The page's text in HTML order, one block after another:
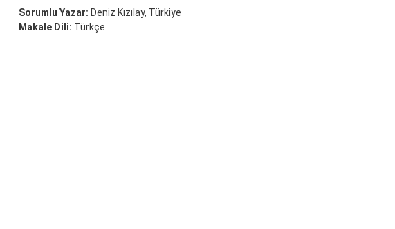
Sorumlu Yazar: Deniz Kızılay, Türkiye
Makale Dili: Türkçe